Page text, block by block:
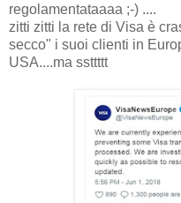
regolamentataaaa ;-) ....
zitti zitti la rete di Visa è
secco" i suoi clienti in
USA....ma ssttttt